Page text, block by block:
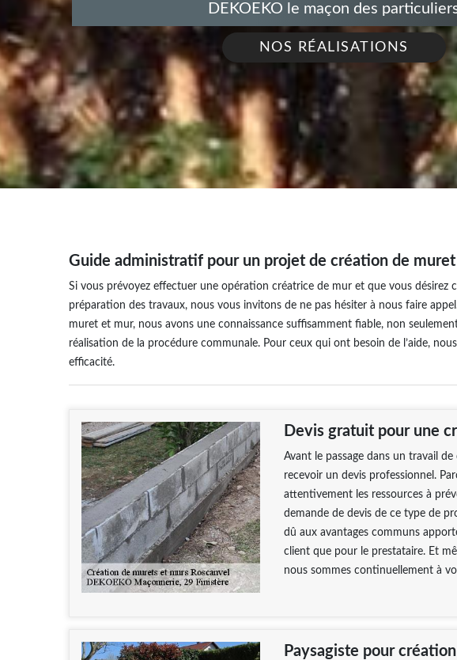
DEKOEKO le maçon des
NOS RÉALISATIONS
Guide administratif pour un projet de création de
Si vous prévoyez effectuer une opération créatrice de mur et que vous désirez
préparation des travaux, nous vous invitons de ne pas hésiter à nous faire
muret et mur, nous avons une connaissance suffisamment fiable, non
réalisation de la procédure communale. Pour ceux qui ont besoin de l’aide,
efficacité.
Devis gratuit pour une
Avant le passage dans un travail
recevoir un devis professionnel.
attentivement les ressources à
demande de devis de ce type de
dû aux avantages communs
client que pour le prestataire. Et
nous sommes continuellement à
Paysagiste pour